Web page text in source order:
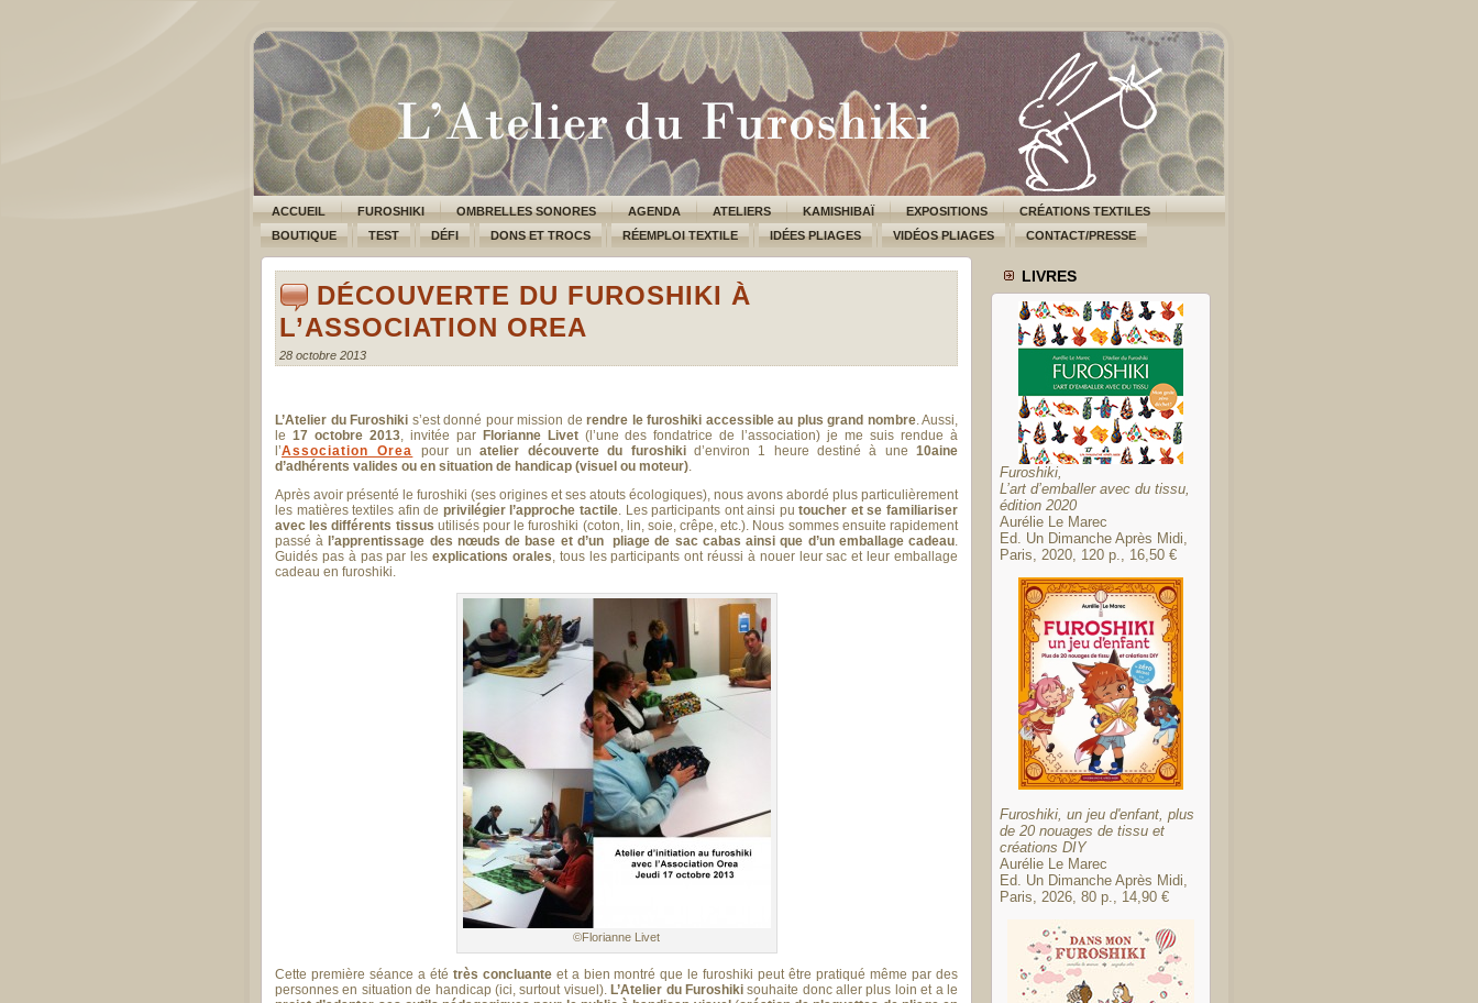
ACCUEIL FUROSHIKI OMBRELLES SONORES AGENDA ATELIERS KAMISHIBAÏ EXPOSITIONS
CRÉATIONS TEXTILES
BOUTIQUE
TEST DÉFI DONS ET TROCS RÉEMPLOI TEXTILE IDÉES PLIAGES VIDÉOS PLIAGES CONTACT/PRESSE
DÉCOUVERTE DU FUROSHIKI À
L’ASSOCIATION OREA
28 octobre 2013
L’Atelier du Furoshiki s’est donné pour mission de rendre le furoshiki accessible au plus grand nombre. Aussi,
le 17 octobre 2013, invitée par Florianne Livet(l’une des fondatrice de l’association) je me suis rendue à
l’Association Orea pour unatelier découverte du furoshikid’environ 1 heure destiné à une10aine
d’adhérents valides ou en situation de handicap (visuel ou moteur)
Après avoir présenté le furoshiki (ses origines et ses atouts écologiques), nous avons abordé plus particulièrement
les matières textiles afin de privilégier l’approche tactile. Les participants ont ainsi putoucher et se familiariser
avec les différents tissus utilisés pour le furoshiki (coton, lin, soie, crêpe, etc.). Nous sommes ensuite rapidement
passé àl’apprentissage des nœuds de base et d’un pliage de sac cabas ainsi que d’un emballage cadeau
Guidés pas à pas par les explications orales , tous les participants ont réussi à nouer leur sac et leur emballage
cadeau en furoshiki.
©Florianne Livet
Cette première séance a été très concluanteet a bien montré que le furoshiki peut être pratiqué même par des
personnes en situation de handicap (ici, surtout visuel).L’Atelier du Furoshikisouhaite donc aller plus loin et a le
LIVRES
Furoshiki,
L’art d’emballer avec du tissu,
édition 2020
Aurélie Le Marec
Ed. Un Dimanche Après Midi,
Paris, 2020, 120 p., 16,50 €
Furoshiki, un jeu d'enfant, plus
de 20 nouages de tissu et
créations DIY
Aurélie Le Marec
Ed. Un Dimanche Après Midi,
Paris, 2026, 80 p., 14,90 €